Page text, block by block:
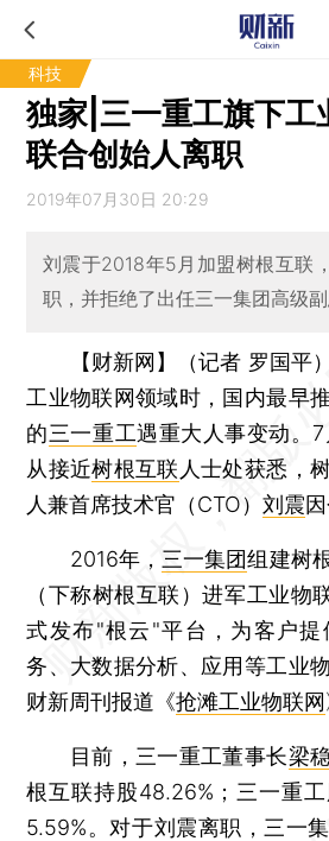
科技
独家|三一重工旗下工
联合创始人离职
2019年07月30日 20:29
刘震于2018年5月加盟树根互联
职，并拒绝了出任三一集团高级
【财新网】（记者 罗国平）
工业物联网领域时，国内最早
的三一重工遇重大人事变动。
从接近树根互联 人士处获悉，
人兼首席技术官（CTO）刘震
2016年， 三一集团组建树
（下称树根互联）进军工业物
式发布"根云"平台，为客户提
务、大数据分析、应用等工业
财新周刊报道《抢滩工业物联网
目前，三一重工董事长梁
根互联持股48.26%；三一重
5.59%。对于刘震离职，三一